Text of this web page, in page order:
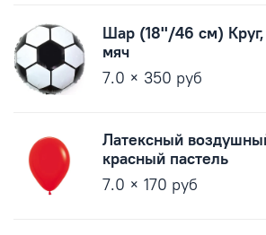
Шар (18''/46 см)
мяч
7.0 × 350 руб
Латексный
красный пастель
7.0 × 170 руб